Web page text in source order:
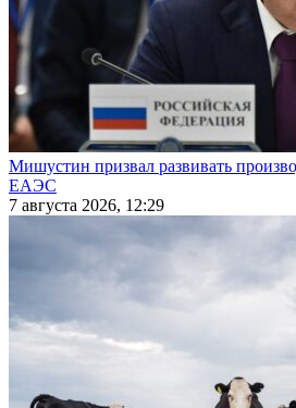
Мишустин призвал развивать
ЕАЭС
7 августа 2026, 12:29